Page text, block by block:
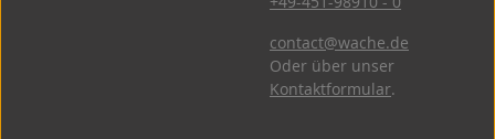
contact@wache.de
Oder über unser
Kontaktformular.